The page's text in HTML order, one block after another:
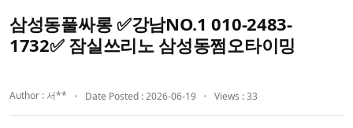
삼성동풀싸롱 ✅강남NO.1 010-2483-
1732✅ 잠실쓰리노 삼성동쩜오타이밍
Author : 서** Date Posted : 2026-06-19 Views : 33